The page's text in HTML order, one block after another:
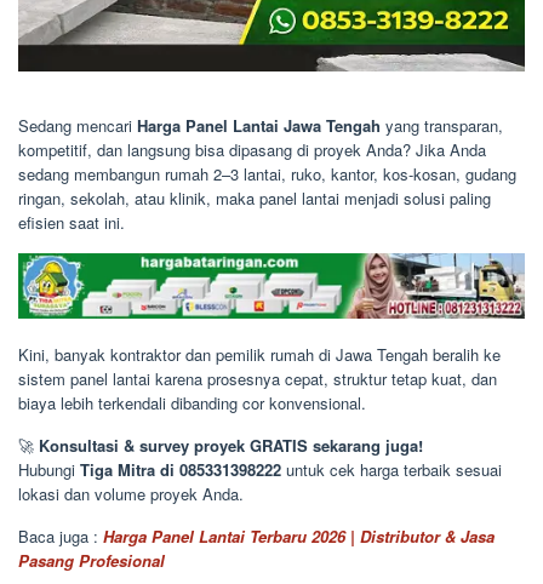
Sedang mencari Harga Panel Lantai Jawa Tengah yang transparan,
kompetitif, dan langsung bisa dipasang di proyek Anda? Jika Anda
sedang membangun rumah 2–3 lantai, ruko, kantor, kos-kosan, gudang
ringan, sekolah, atau klinik, maka panel lantai menjadi solusi paling
efisien saat ini.
Kini, banyak kontraktor dan pemilik rumah di Jawa Tengah beralih ke
sistem panel lantai karena prosesnya cepat, struktur tetap kuat, dan
biaya lebih terkendali dibanding cor konvensional.
🚀 Konsultasi & survey proyek GRATIS sekarang juga!
Hubungi Tiga Mitra di 085331398222 untuk cek harga terbaik sesuai
lokasi dan volume proyek Anda.
Baca juga : Harga Panel Lantai Terbaru 2026 | Distributor & Jasa
Pasang Profesional